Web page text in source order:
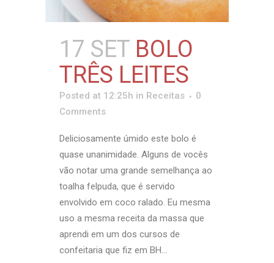
17 SET BOLO
TRÊS LEITES
Posted at 12:25h in Receitas
0
Comments
Deliciosamente úmido este bolo é
quase unanimidade. Alguns de vocês
vão notar uma grande semelhança ao
toalha felpuda, que é servido
envolvido em coco ralado. Eu mesma
uso a mesma receita da massa que
aprendi em um dos cursos de
confeitaria que fiz em BH...